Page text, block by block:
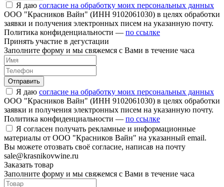
Я даю согласие на обработку моих персональных данных
ООО "Красников Вайн" (ИНН 9102061030) в целях обработки
заявки и получения электронных писем на указанную почту.
Политика конфиденциальности — по ссылке
Принять участие в дегустации
Заполните форму и мы свяжемся с Вами в течение часа
Отправить
Я даю согласие на обработку моих персональных данных
ООО "Красников Вайн" (ИНН 9102061030) в целях обработки
заявки и получения электронных писем на указанную почту.
Политика конфиденциальности — по ссылке
Я согласен получать рекламные и информационные
материалы от ООО "Красников Вайн" на указанный email.
Вы можете отозвать своё согласие, написав на почту
sale@krasnikovwine.ru
Заказать товар
Заполните форму и мы свяжемся с Вами в течение часа